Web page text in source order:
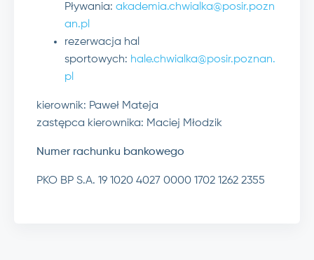
Pływania: akademia.chwialka@posir.pozn
an.pl
rezerwacja hal
sportowych: hale.chwialka@posir.poznan.
pl
kierownik: Paweł Mateja
zastępca kierownika: Maciej Młodzik
Numer rachunku bankowego
PKO BP S.A. 19 1020 4027 0000 1702 1262 2355